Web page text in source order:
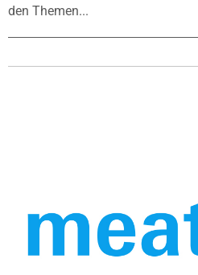
den Themen...